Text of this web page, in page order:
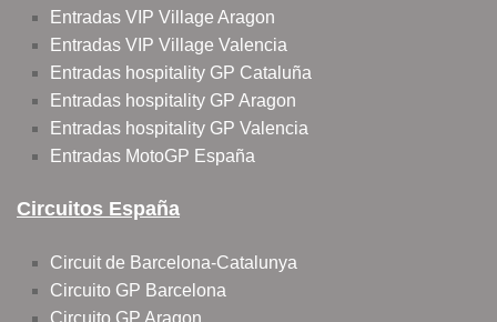
Entradas VIP Village Aragon
Entradas VIP Village Valencia
Entradas hospitality GP Cataluña
Entradas hospitality GP Aragon
Entradas hospitality GP Valencia
Entradas MotoGP España
Circuitos España
Circuit de Barcelona-Catalunya
Circuito GP Barcelona
Circuito GP Aragon